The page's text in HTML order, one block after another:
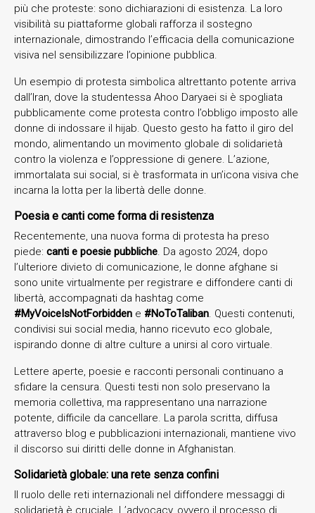
più che proteste: sono dichiarazioni di esistenza. La loro
visibilità su piattaforme globali rafforza il sostegno
internazionale, dimostrando l’efficacia della comunicazione
visiva nel sensibilizzare l’opinione pubblica.
Un esempio di protesta simbolica altrettanto potente arriva
dall’Iran, dove la studentessa Ahoo Daryaei si è spogliata
pubblicamente come protesta contro l’obbligo imposto alle
donne di indossare il hijab. Questo gesto ha fatto il giro del
mondo, alimentando un movimento globale di solidarietà
contro la violenza e l’oppressione di genere. L’azione,
immortalata sui social, si è trasformata in un’icona visiva che
incarna la lotta per la libertà delle donne.
Poesia e canti come forma di resistenza
Recentemente, una nuova forma di protesta ha preso
piede: canti e poesie pubbliche. Da agosto 2024, dopo
l’ulteriore divieto di comunicazione, le donne afghane si
sono unite virtualmente per registrare e diffondere canti di
libertà, accompagnati da hashtag come
#MyVoiceIsNotForbidden e #NoToTaliban. Questi contenuti,
condivisi sui social media, hanno ricevuto eco globale,
ispirando donne di altre culture a unirsi al coro virtuale.
Lettere aperte, poesie e racconti personali continuano a
sfidare la censura. Questi testi non solo preservano la
memoria collettiva, ma rappresentano una narrazione
potente, difficile da cancellare. La parola scritta, diffusa
attraverso blog e pubblicazioni internazionali, mantiene vivo
il discorso sui diritti delle donne in Afghanistan.
Solidarietà globale: una rete senza confini
Il ruolo delle reti internazionali nel diffondere messaggi di
solidarietà è cruciale. L’advocacy, ovvero il processo di